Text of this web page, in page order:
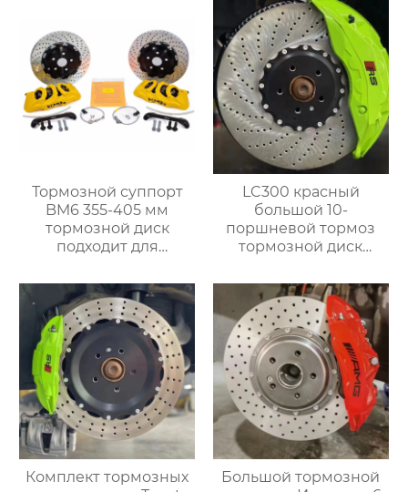
Тормозной суппорт
BM6 355-405 мм
тормозной диск
подходит для
дюймовых колес
Volkswagen Golf BMW
g, Mercedes-Benz Audi
LC300 красный
большой 10-
поршневой тормоз
тормозной диск
сверлильных дисков
передний 10-
поршневой тормоз
большой комплект
Комплект тормозных
Большой тормозной